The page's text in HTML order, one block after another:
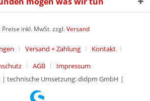
inkl. MwSt. zzgl.Versand
Versand + Zahlung
Kontakt
AGB
Impressum
technische Umsetzung: didpm GmbH |